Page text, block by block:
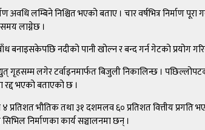
अवधि लम्बिने निश्चित भएको बताए । चार वर्षभित्र
लाग्नेछ ।
नदीको पानी खोल्न र बन्द गर्न गेटको प्रयोग
लगेर टर्वाइनमार्फत बिजुली निकालिन्छ ।
रद्द भएको बताएको छ ।
भौतिक तथा ३१ दशमलव ६० प्रतिशत वित्तीय
निर्माणका कार्य सञ्चालनमा छन् ।